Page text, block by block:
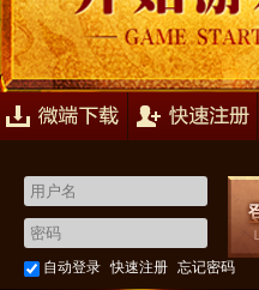
快速注册 游戏充值
自动登录 快速注册 忘记密码